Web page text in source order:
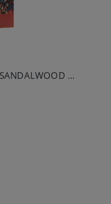
SATTVA PERFUMY W OLEJKU SANDALWOOD 10ML